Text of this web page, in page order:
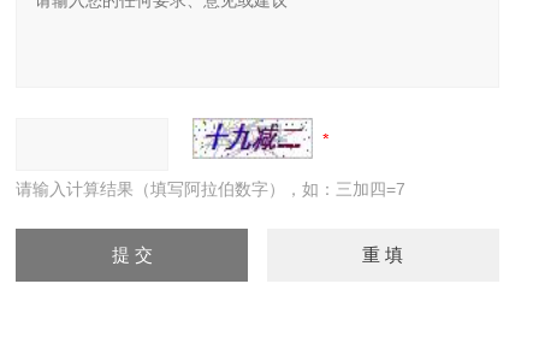
请输入计算结果（填写阿拉伯数字），如：三加四=7